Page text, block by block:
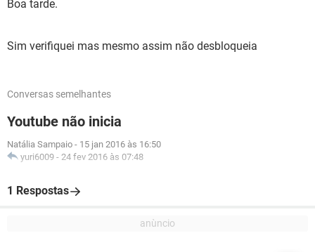
Boa tarde.
Sim verifiquei mas mesmo assim não desbloqueia
Conversas semelhantes
Youtube não inicia
Natália Sampaio - 15 jan 2016 às 16:50
yuri6009 - 24 fev 2016 às 07:48
1 Respostas